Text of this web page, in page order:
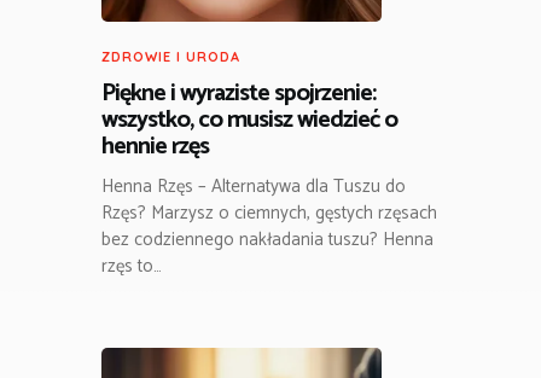
ZDROWIE I URODA
Piękne i wyraziste spojrzenie:
wszystko, co musisz wiedzieć o
hennie rzęs
Henna Rzęs – Alternatywa dla Tuszu do
Rzęs? Marzysz o ciemnych, gęstych rzęsach
bez codziennego nakładania tuszu? Henna
rzęs to…